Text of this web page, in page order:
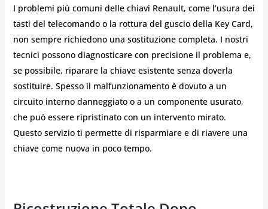
I problemi più comuni delle chiavi Renault, come l’usura dei
tasti del telecomando o la rottura del guscio della Key Card,
non sempre richiedono una sostituzione completa. I nostri
tecnici possono diagnosticare con precisione il problema e,
se possibile, riparare la chiave esistente senza doverla
sostituire. Spesso il malfunzionamento è dovuto a un
circuito interno danneggiato o a un componente usurato,
che può essere ripristinato con un intervento mirato.
Questo servizio ti permette di risparmiare e di riavere una
chiave come nuova in poco tempo.